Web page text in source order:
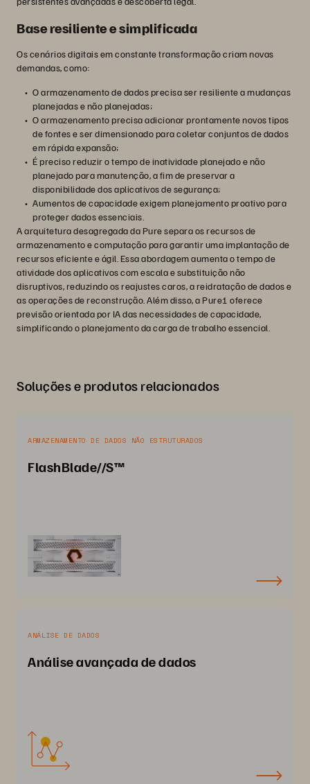
Base resiliente e simplificada
Os cenários digitais em constante transformação criam novas
demandas, como:
O armazenamento de dados precisa ser resiliente a mudanças
planejadas e não planejadas;
O armazenamento precisa adicionar prontamente novos tipos
de fontes e ser dimensionado para coletar conjuntos de dados
em rápida expansão;
É preciso reduzir o tempo de inatividade planejado e não
planejado para manutenção, a fim de preservar a
disponibilidade dos aplicativos de segurança;
Aumentos de capacidade exigem planejamento proativo para
proteger dados essenciais.
A arquitetura desagregada da Pure separa os recursos de
armazenamento e computação para garantir uma implantação de
recursos eficiente e ágil. Essa abordagem aumenta o tempo de
atividade dos aplicativos com escala e substituição não
disruptivos, reduzindo os reajustes caros, a reidratação de dados e
as operações de reconstrução. Além disso, a Pure1 oferece
previsão orientada por IA das necessidades de capacidade,
simplificando o planejamento da carga de trabalho essencial.
Soluções e produtos relacionados
ARMAZENAMENTO DE DADOS NÃO ESTRUTURADOS
FlashBlade//S™
ANÁLISE DE DADOS
Análise avançada de dados